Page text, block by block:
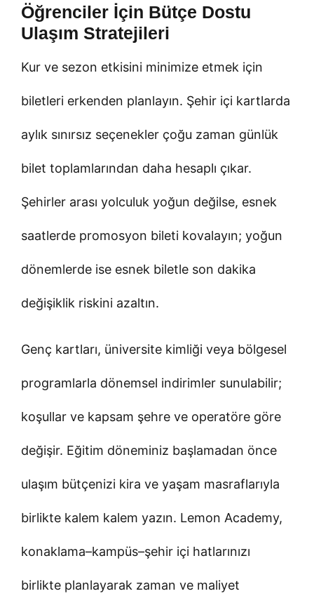
Öğrenciler İçin Bütçe Dostu
Ulaşım Stratejileri
Kur ve sezon etkisini minimize etmek için
biletleri erkenden planlayın. Şehir içi kartlarda
aylık sınırsız seçenekler çoğu zaman günlük
bilet toplamlarından daha hesaplı çıkar.
Şehirler arası yolculuk yoğun değilse, esnek
saatlerde promosyon bileti kovalayın; yoğun
dönemlerde ise esnek biletle son dakika
değişiklik riskini azaltın.
Genç kartları, üniversite kimliği veya bölgesel
programlarla dönemsel indirimler sunulabilir;
koşullar ve kapsam şehre ve operatöre göre
değişir. Eğitim döneminiz başlamadan önce
ulaşım bütçenizi kira ve yaşam masraflarıyla
birlikte kalem kalem yazın. Lemon Academy,
konaklama–kampüs–şehir içi hatlarınızı
birlikte planlayarak zaman ve maliyet